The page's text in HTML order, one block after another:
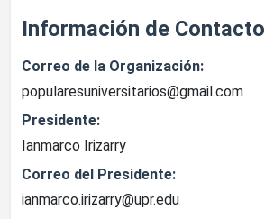
Información de Contacto
Correo de la Organización:
popularesuniversitarios@gmail.com
Presidente:
Ianmarco Irizarry
Correo del Presidente:
ianmarco.irizarry@upr.edu